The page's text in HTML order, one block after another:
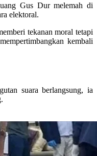
Gus Dur melemah di
elektoral.
tekanan moral tetapi
kembali
suara berlangsung, ia